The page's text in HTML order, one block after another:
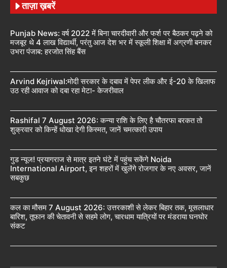
ताज़ा ख़बरें
Punjab News: वर्ष 2022 में बिना चारदीवारी और फर्श पर बैठकर पढ़ने को
मजबूर थे 4 लाख विद्यार्थी, परंतु आज देश भर में स्कूली शिक्षा में अग्रणी बनकर
उभरा पंजाब: हरजोत सिंह बैंस
Arvind Kejriwal:मोदी सरकार के दबाव में पेपर लीक और ई-20 के खिलाफ
उठ रही आवाज को दबा रहा मेटा- केजरीवाल
Rashifal 7 August 2026: कन्या राशि के लिए है चौतरफा बरकत तो
शुक्रवार को किन्हें धोखा देगी किस्मत, जानें चमत्कारी उपाय
गुड न्यूज! प्रयागराज से मात्र इतने घंटे में पहुंच सकेंगे Noida
International Airport, इन शहरों में खुलेंगे रोजगार के नए अवसर, जानें
सबकुछ
कल का मौसम 7 August 2026: उत्तरकाशी से लेकर बिहार तक, मूसलाधार
बारिश, तूफान की चेतावनी से सहमे लोग, चारधाम यात्रियों पर मंडराया घनघोर
संकट